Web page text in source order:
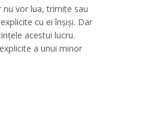
vor lua, trimite sau
cu ei înșiși. Dar
acestui lucru.
a unui minor